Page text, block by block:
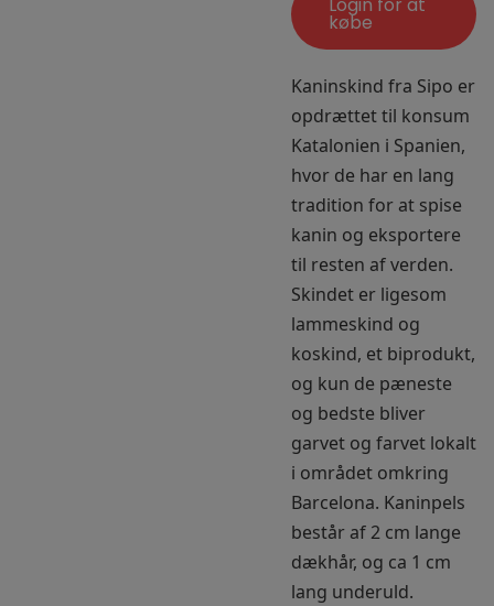
købe
Kaninskind fra Sipo er
opdrættet til konsum
Katalonien i Spanien,
hvor de har en lang
tradition for at spise
kanin og eksportere
til resten af verden.
Skindet er ligesom
lammeskind og
koskind, et biprodukt,
og kun de pæneste
og bedste bliver
garvet og farvet lokalt
i området omkring
Barcelona. Kaninpels
består af 2 cm lange
dækhår, og ca 1 cm
lang underuld.